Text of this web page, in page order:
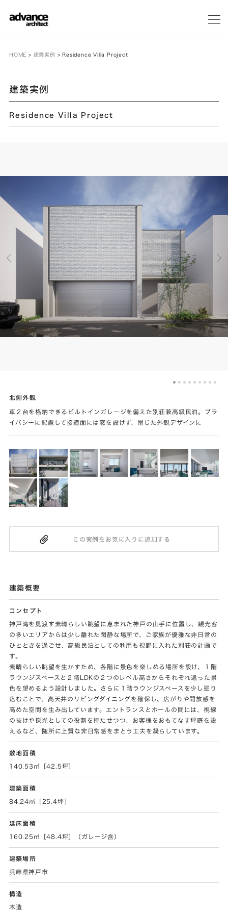
メ
HOME > 建築実例 > Residence Villa Project
建築実例
Residence Villa Project
北側外観
車２台を格納できるビルトインガレージを備えた別荘兼高級民泊。プラ
イバシーに配慮して接道面には窓を設けず、閉じた外観デザインに
建築概要
コンセプト
神戸湾を見渡す素晴らしい眺望に恵まれた神戸の山手に位置し、観光客
の多いエリアからは少し離れた閑静な場所で、ご家族が優雅な非日常の
ひとときを過ごせ、高級民泊としての利用も視野に入れた別荘の計画で
す。
素晴らしい眺望を生かすため、各階に景色を楽しめる場所を設け、１階
ラウンジスペースと２階LDKの２つのレベル高さからそれぞれ違った景
色を望めるよう設計しました。さらに１階ラウンジスペースを少し掘り
込むことで、高天井のリビングダイニングを確保し、広がりや開放感を
高めた空間を生み出しています。エントランスとホールの間には、視線
の抜けや採光としての役割を持たせつつ、お客様をおもてなす坪庭を設
えるなど、随所に上質な非日常感をまとう工夫を凝らしています。
敷地面積
140.53㎡［42.5坪］
建築面積
84.24㎡［25.4坪］
延床面積
160.25㎡［48.4坪］（ガレージ含）
建築場所
兵庫県神戸市
構造
木造